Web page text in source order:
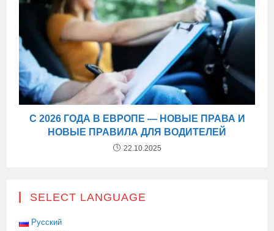
С 2026 ГОДА В ЕВРОПЕ — НОВЫЕ ПРАВА И
НОВЫЕ ПРАВИЛА ДЛЯ ВОДИТЕЛЕЙ
22.10.2025
SELECT LANGUAGE
Русский